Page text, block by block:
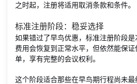
之时起，注册将适用取消条款和条件。
标准注册阶段：稳妥选择
如果错过了早鸟优惠，标准注册阶段
费用会恢复到正常水平，但依然能保
单，享有完整的会议权利。
这个阶段适合那些在早鸟期行程尚未